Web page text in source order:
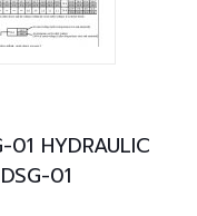
HYDRAULIC
01